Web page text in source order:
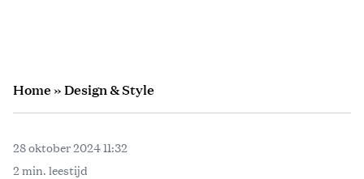
Home»Design & Style
28 oktober 2024 11:32
2 min. leestijd